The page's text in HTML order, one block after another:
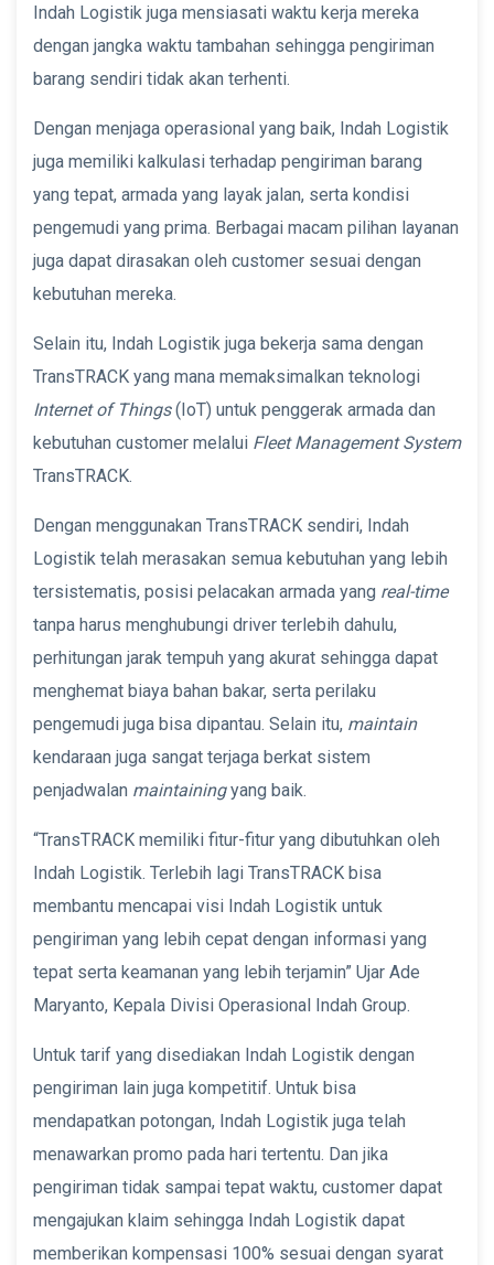
Indah Logistik juga mensiasati waktu kerja mereka
dengan jangka waktu tambahan sehingga pengiriman
barang sendiri tidak akan terhenti.
Dengan menjaga operasional yang baik, Indah Logistik
juga memiliki kalkulasi terhadap pengiriman barang
yang tepat, armada yang layak jalan, serta kondisi
pengemudi yang prima. Berbagai macam pilihan layanan
juga dapat dirasakan oleh customer sesuai dengan
kebutuhan mereka.
Selain itu, Indah Logistik juga bekerja sama dengan
TransTRACK yang mana memaksimalkan teknologi
Internet of Things(IoT) untuk penggerak armada dan
kebutuhan customer melalui Fleet Management System
TransTRACK.
Dengan menggunakan TransTRACK sendiri, Indah
Logistik telah merasakan semua kebutuhan yang lebih
tersistematis, posisi pelacakan armada yang real-time
tanpa harus menghubungi driver terlebih dahulu,
perhitungan jarak tempuh yang akurat sehingga dapat
menghemat biaya bahan bakar, serta perilaku
pengemudi juga bisa dipantau. Selain itu, maintain
kendaraan juga sangat terjaga berkat sistem
penjadwalan maintainingyang baik.
“TransTRACK memiliki fitur-fitur yang dibutuhkan oleh
Indah Logistik. Terlebih lagi TransTRACK bisa
membantu mencapai visi Indah Logistik untuk
pengiriman yang lebih cepat dengan informasi yang
tepat serta keamanan yang lebih terjamin” Ujar Ade
Maryanto, Kepala Divisi Operasional Indah Group.
Untuk tarif yang disediakan Indah Logistik dengan
pengiriman lain juga kompetitif. Untuk bisa
mendapatkan potongan, Indah Logistik juga telah
menawarkan promo pada hari tertentu. Dan jika
pengiriman tidak sampai tepat waktu, customer dapat
mengajukan klaim sehingga Indah Logistik dapat
memberikan kompensasi 100% sesuai dengan syarat